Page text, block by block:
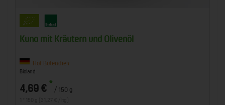
Kuno mit Kräutern und Olivenöl
Hof Butendiek
Bioland
4,69 € * / 150 g